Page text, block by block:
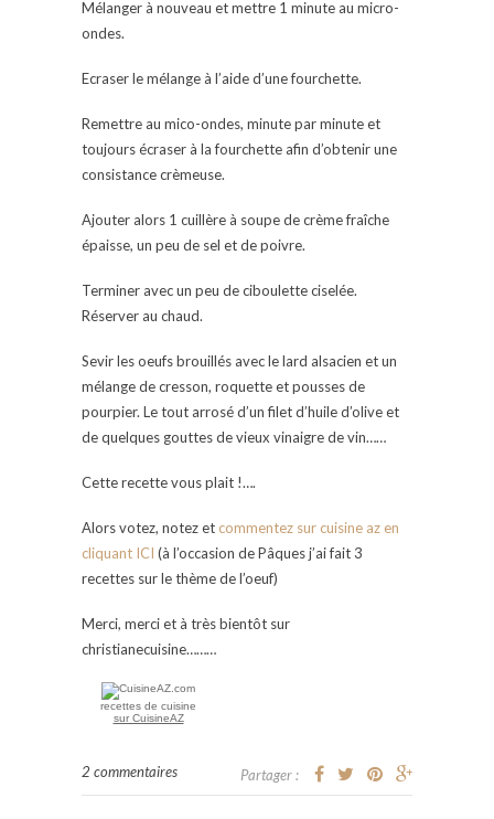
Mélanger à nouveau et mettre 1 minute au micro-
ondes.
Ecraser le mélange à l’aide d’une fourchette.
Remettre au mico-ondes, minute par minute et
toujours écraser à la fourchette afin d’obtenir une
consistance crèmeuse.
Ajouter alors 1 cuillère à soupe de crème fraîche
épaisse, un peu de sel et de poivre.
Terminer avec un peu de ciboulette ciselée.
Réserver au chaud.
Sevir les oeufs brouillés avec le lard alsacien et un
mélange de cresson, roquette et pousses de
pourpier. Le tout arrosé d’un filet d’huile d’olive et
de quelques gouttes de vieux vinaigre de vin……
Cette recette vous plait !….
Alors votez, notez et commentez sur cuisine az en
cliquant ICI (à l’occasion de Pâques j’ai fait 3
recettes sur le thème de l’oeuf)
Merci, merci et à très bientôt sur
christianecuisine………
recettes de cuisine
sur CuisineAZ
2 commentaires Partager :